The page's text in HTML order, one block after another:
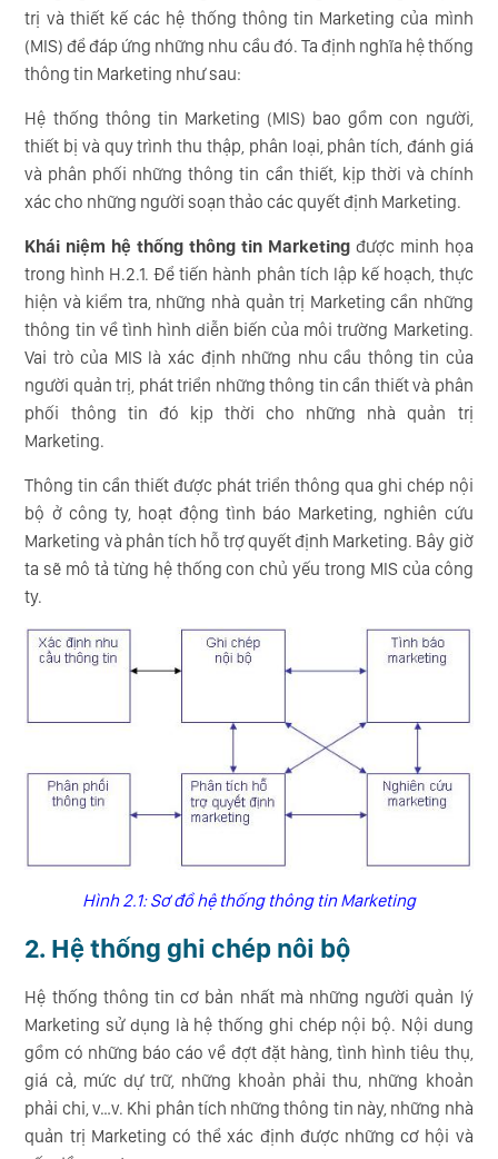
trị và thiết kế các hệ thống thông tin Marketing của mình
(MIS) để đáp ứng những nhu cầu đó. Ta định nghĩa hệ thống
thông tin Marketing như sau:
Hệ thống thông tin Marketing (MIS) bao gồm con người,
thiết bị và quy trình thu thập, phân loại, phân tích, đánh giá
và phân phối những thông tin cần thiết, kịp thời và chính
xác cho những người soạn thảo các quyết định Marketing.
Khái niệm hệ thống thông tin Marketingđược minh họa
trong hình H.2.1. Để tiến hành phân tích lập kế hoạch, thực
hiện và kiểm tra, những nhà quản trị Marketing cần những
thông tin về tình hình diễn biến của môi trường Marketing.
Vai trò của MIS là xác định những nhu cầu thông tin của
người quản trị, phát triển những thông tin cần thiết và phân
phối thông tin đó kịp thời cho những nhà quản trị
Marketing.
Thông tin cần thiết được phát triển thông qua ghi chép nội
bộ ở công ty, hoạt động tình báo Marketing, nghiên cứu
Marketing và phân tích hỗ trợ quyết định Marketing. Bây giờ
ta sẽ mô tả từng hệ thống con chủ yếu trong MIS của công
ty.
Hình 2.1: Sơ đồ hệ thống thông tin Marketing
2. Hệ thống ghi chép nôi bộ
Hệ thống thông tin cơ bản nhất mà những người quản lý
Marketing sử dụng là hệ thống ghi chép nội bộ. Nội dung
gồm có những báo cáo về đợt đặt hàng, tình hình tiêu thụ,
giá cả, mức dự trữ, những khoản phải thu, những khoản
phải chi, v…v. Khi phân tích những thông tin này, những nhà
quản trị Marketing có thể xác định được những cơ hội và